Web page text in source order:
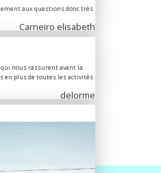
aux questions donc très
Carneiro elisabeth
nous rassurent avant la
en plus de toutes les activités
delorme